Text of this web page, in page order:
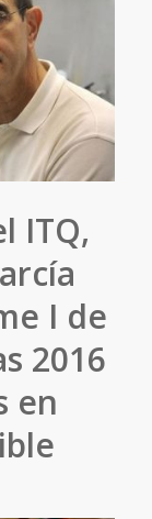
ITQ,
I de
2016
en